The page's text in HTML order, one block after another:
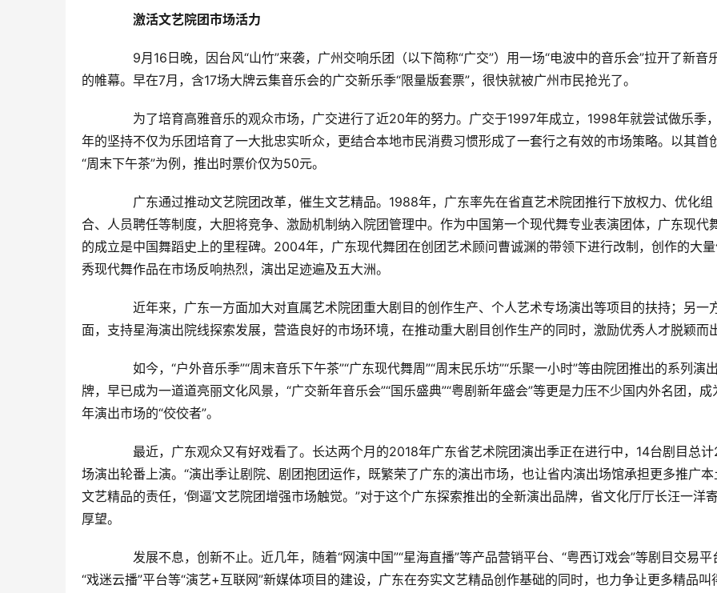
激活文艺院团市场活力
9月16日晚，因台风“山竹”来袭，广州交响乐团（以下简称“广交”）用一场“电波中的音乐会”拉开了新音
的帷幕。早在7月，含17场大牌云集音乐会的广交新乐季“限量版套票”，很快就被广州市民抢光了。
为了培育高雅音乐的观众市场，广交进行了近20年的努力。广交于1997年成立，1998年就尝试做乐季
年的坚持不仅为乐团培育了一大批忠实听众，更结合本地市民消费习惯形成了一套行之有效的市场策略。以其首
“周末下午茶”为例，推出时票价仅为50元。
广东通过推动文艺院团改革，催生文艺精品。1988年，广东率先在省直艺术院团推行下放权力、优化组
合、人员聘任等制度，大胆将竞争、激励机制纳入院团管理中。作为中国第一个现代舞专业表演团体，广东现代
的成立是中国舞蹈史上的里程碑。2004年，广东现代舞团在创团艺术顾问曹诚渊的带领下进行改制，创作的大
秀现代舞作品在市场反响热烈，演出足迹遍及五大洲。
近年来，广东一方面加大对直属艺术院团重大剧目的创作生产、个人艺术专场演出等项目的扶持；另一
面，支持星海演出院线探索发展，营造良好的市场环境，在推动重大剧目创作生产的同时，激励优秀人才脱颖而出
如今，“户外音乐季”“周末音乐下午茶”“广东现代舞周”“周末民乐坊”“乐聚一小时”等由院团推出的系列演
牌，早已成为一道道亮丽文化风景，“广交新年音乐会”“国乐盛典”“粤剧新年盛会”等更是力压不少国内外名团，成
年演出市场的“佼佼者”。
最近，广东观众又有好戏看了。长达两个月的2018年广东省艺术院团演出季正在进行中，14台剧目总
场演出轮番上演。“演出季让剧院、剧团抱团运作，既繁荣了广东的演出市场，也让省内演出场馆承担更多推广本
文艺精品的责任，‘倒逼’文艺院团增强市场触觉。”对于这个广东探索推出的全新演出品牌，省文化厅厅长汪一洋
厚望。
发展不息，创新不止。近几年，随着“网演中国”“星海直播”等产品营销平台、“粤西订戏会”等剧目交易平
“戏迷云播”平台等“演艺+互联网”新媒体项目的建设，广东在夯实文艺精品创作基础的同时，也力争让更多精品叫